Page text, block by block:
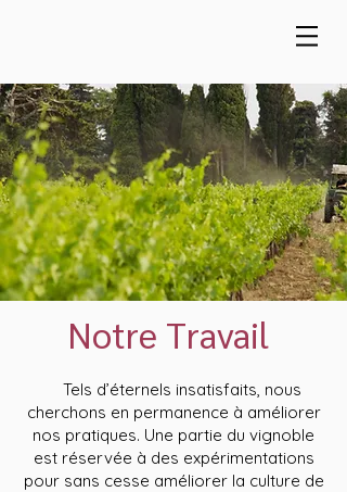
Notre Travail
Tels d’éternels insatisfaits, nous
cherchons en permanence à améliorer
nos pratiques. Une partie du vignoble
est réservée à des expérimentations
pour sans cesse améliorer la culture de